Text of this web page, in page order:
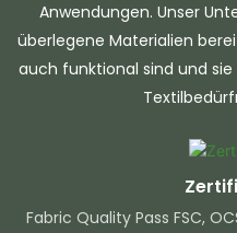
Anwendungen. Unser
überlegene Materialien
auch funktional sind und
Fabric Quality Pass FSC,